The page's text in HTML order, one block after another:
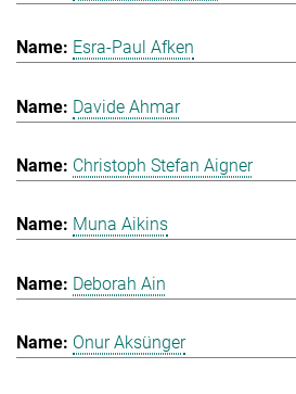
Esra-Paul Afken
Davide Ahmar
Christoph Stefan Aigner
Muna Aikins
Deborah Ain
Onur Aksünger